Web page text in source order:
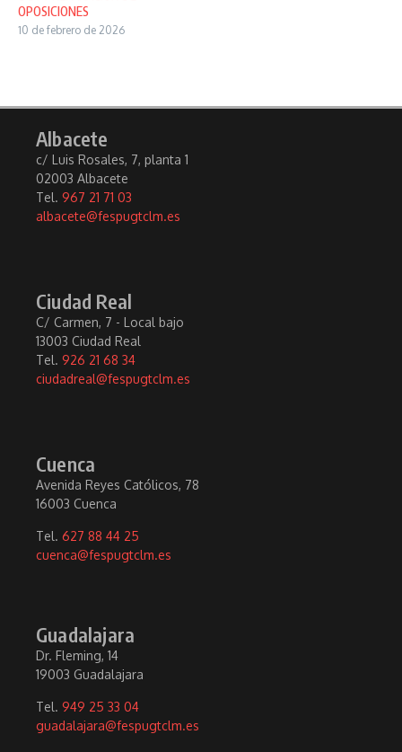
OPOSICIONES
10 de febrero de 2026
Albacete
c/ Luis Rosales, 7, planta 1
02003 Albacete
Tel. 967 21 71 03
albacete@fespugtclm.es
Ciudad Real
C/ Carmen, 7 - Local bajo
13003 Ciudad Real
Tel. 926 21 68 34
ciudadreal@fespugtclm.es
Cuenca
Avenida Reyes Católicos, 78
16003 Cuenca
Tel. 627 88 44 25
cuenca@fespugtclm.es
Guadalajara
Dr. Fleming, 14
19003 Guadalajara
Tel. 949 25 33 04
guadalajara@fespugtclm.es